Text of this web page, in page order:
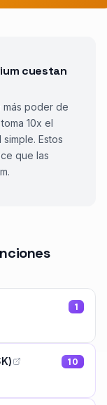
cuestan
más poder de
10x el
Estos
que las
1
10